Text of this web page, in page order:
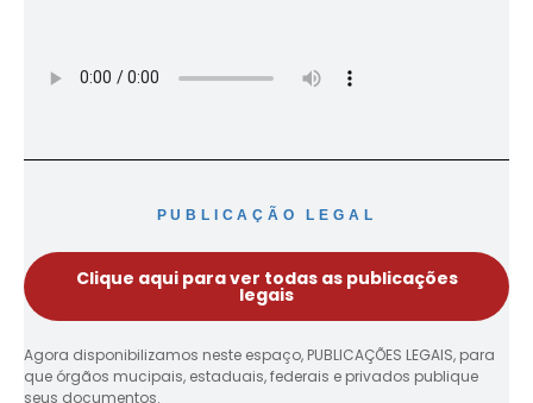
PUBLICAÇÃO LEGAL
Clique aqui para ver todas as publicações
legais
Agora disponibilizamos neste espaço, PUBLICAÇÕES LEGAIS, para
que órgãos mucipais, estaduais, federais e privados publique
seus documentos.